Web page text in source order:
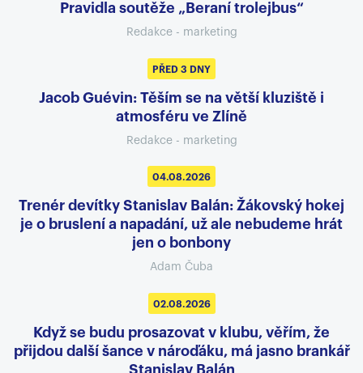
Pravidla soutěže „Beraní trolejbus“
Redakce - marketing
PŘED 3 DNY
Jacob Guévin: Těším se na větší kluziště i
atmosféru ve Zlíně
Redakce - marketing
04.08.2026
Trenér devítky Stanislav Balán: Žákovský hokej
je o bruslení a napadání, už ale nebudeme hrát
jen o bonbony
Adam Čuba
02.08.2026
Když se budu prosazovat v klubu, věřím, že
přijdou další šance v nároďáku, má jasno brankář
Stanislav Balán